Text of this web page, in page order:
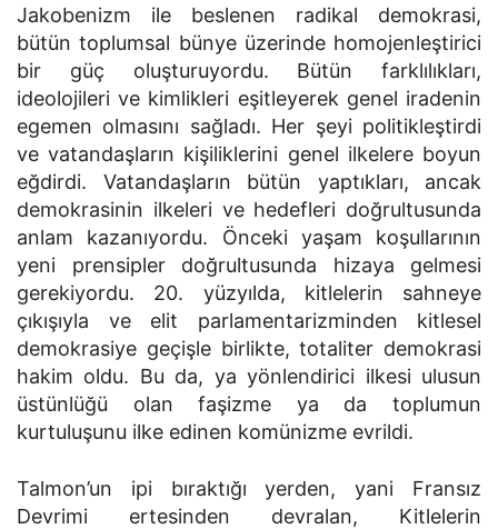
Jakobenizm ile beslenen radikal demokrasi,
bütün toplumsal bünye üzerinde homojenleştirici
bir güç oluşturuyordu. Bütün farklılıkları,
ideolojileri ve kimlikleri eşitleyerek genel iradenin
egemen olmasını sağladı. Her şeyi politikleştirdi
ve vatandaşların kişiliklerini genel ilkelere boyun
eğdirdi. Vatandaşların bütün yaptıkları, ancak
demokrasinin ilkeleri ve hedefleri doğrultusunda
anlam kazanıyordu. Önceki yaşam koşullarının
yeni prensipler doğrultusunda hizaya gelmesi
gerekiyordu. 20. yüzyılda, kitlelerin sahneye
çıkışıyla ve elit parlamentarizminden kitlesel
demokrasiye geçişle birlikte, totaliter demokrasi
hakim oldu. Bu da, ya yönlendirici ilkesi ulusun
üstünlüğü olan faşizme ya da toplumun
kurtuluşunu ilke edinen komünizme evrildi.
Talmon’un ipi bıraktığı yerden, yani Fransız
Devrimi ertesinden devralan, Kitlelerin